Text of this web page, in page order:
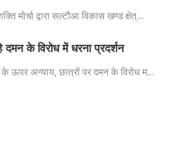
मोर्चा द्वारा सल्टौआ विकास खण्ड क्षेत्…
दमन के विरोध में धरना प्रदर्शन
के ऊपर अन्याय, छात्रों पर दमन के विरोध म…